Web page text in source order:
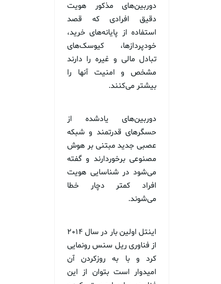
دوربین‌های مذکور هویت
دقیق افرادی که قصد
استفاده از پایانه‌های خرید،
خودپردازها، کیوسک‌های
تبادل مالی و غیره را دارند
مشخص و امنیت آنها را
بیشتر می‌کنند.
دوربین‌های یادشده از
حسگرهای قدرتمند و شبکه
عصبی جدید مبتنی بر هوش
مصنوعی برخوردارند و گفته
می‌شود در شناسایی هویت
افراد کمتر دچار خطا
می‌شوند.
اینتل اولین بار در سال ۲۰۱۴
از فناوری ریل سنس رونمایی
کرد و با به روزکردن آن
امیدوار است بتوان از این